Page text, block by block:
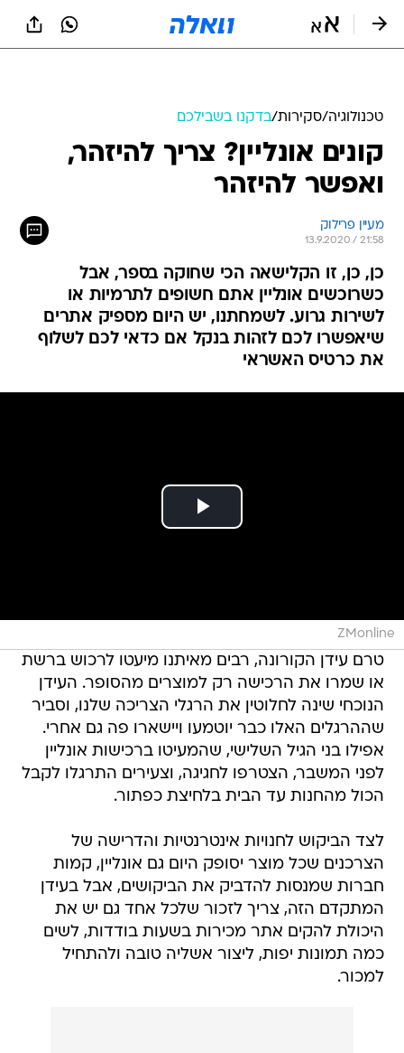
טכנולוגיה/סקירות/בדקנו בשבילכם
קונים אונליין? צריך להיזהר,
ואפשר להיזהר
מעיין פרילוק
13.9.2020 / 21:58
כן, כן, זו הקלישאה הכי שחוקה בספר, אבל
כשרוכשים אונליין אתם חשופים לתרמיות או
לשירות גרוע. לשמחתנו, יש היום מספיק אתרים
שיאפשרו לכם לזהות בנקל אם כדאי לכם לשלוף
את כרטיס האשראי
ZMonline
טרם עידן הקורונה, רבים מאיתנו מיעטו לרכוש ברשת
או שמרו את הרכישה רק למוצרים מהסופר. העידן
הנוכחי שינה לחלוטין את הרגלי הצריכה שלנו, וסביר
שההרגלים האלו כבר יוטמעו ויישארו פה גם אחרי.
אפילו בני הגיל השלישי, שהמעיטו ברכישות אונליין
לפני המשבר, הצטרפו לחגיגה, וצעירים התרגלו לקבל
הכול מהחנות עד הבית בלחיצת כפתור.
לצד הביקוש לחנויות אינטרנטיות והדרישה של
הצרכנים שכל מוצר יסופק היום גם אונליין, קמות
חברות שמנסות להדביק את הביקושים, אבל בעידן
המתקדם הזה, צריך לזכור שלכל אחד גם יש את
היכולת להקים אתר מכירות בשעות בודדות, לשים
כמה תמונות יפות, ליצור אשליה טובה ולהתחיל
למכור.